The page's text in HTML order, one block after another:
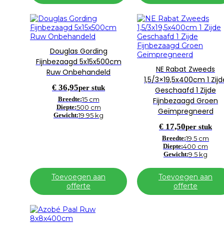
Douglas Gording
Fijnbezaagd 5x15x500cm
Ruw Onbehandeld
€ 36,95per stuk
Breedte:15 cm
Diepte:500 cm
Gewicht:19.95 kg
Toevoegen aan
offerte
NE Rabat Zweeds
1,5/3×19,5x400cm 1
Geschaafd 1 Zijde
Fijnbezaagd Groen
Geïmpregneerd
€ 17,50per stuk
Breedte:19.5 cm
Diepte:400 cm
Gewicht:9.5 kg
Toevoegen aan
offerte